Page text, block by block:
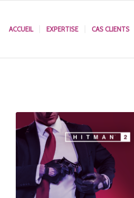
ACCUEIL EXPERTISE CAS CLIENTS